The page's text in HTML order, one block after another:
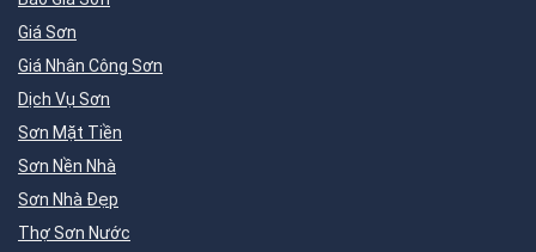
Giá Sơn
Giá Nhân Công Sơn
Dịch Vụ Sơn
Sơn Mặt Tiền
Sơn Nền Nhà
Sơn Nhà Đẹp
Thợ Sơn Nước